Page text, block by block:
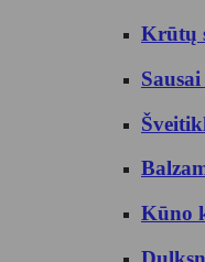
Krūtų
Kūno